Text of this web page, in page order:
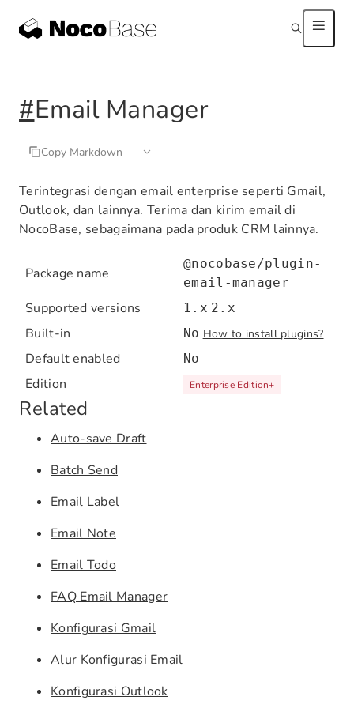
#Email Manager
Copy Markdown
Terintegrasi dengan email enterprise seperti Gmail,
Outlook, dan lainnya. Terima dan kirim email di
NocoBase, sebagaimana pada produk CRM lainnya.
Package name
@nocobase/plugin-
email-manager
Supported versions 1.x 2.x
Built-in No How to install plugins?
Default enabled No
Edition Enterprise Edition+
Related
Auto-save Draft
Batch Send
Email Label
Email Note
Email Todo
FAQ Email Manager
Konfigurasi Gmail
Alur Konfigurasi Email
Konfigurasi Outlook